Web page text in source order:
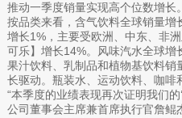
推动一季度销量实现高个位数增长。
按品类来看，含气饮料全球销量增
增长1%，主要受欧洲、中东、非
可乐】增长14%。风味汽水全球增
果汁饮料、乳制品和植物基饮料
长驱动。瓶装水、运动饮料、咖啡
“本季度的业绩表现再次证明我们
公司董事会主席兼首席执行官詹鲲